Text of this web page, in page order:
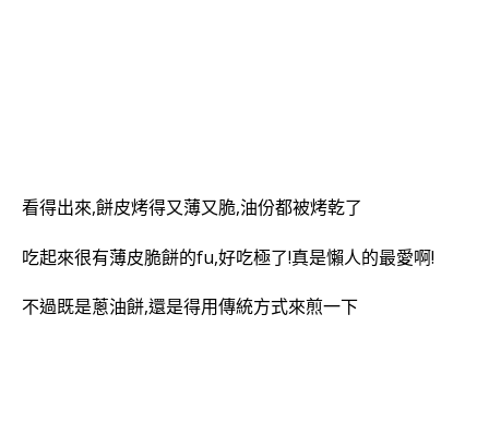
看得出來,餅皮烤得又薄又脆,油份都被烤乾了
吃起來很有薄皮脆餅的fu,好吃極了!真是懶人的最愛啊!
不過既是蔥油餅,還是得用傳統方式來煎一下